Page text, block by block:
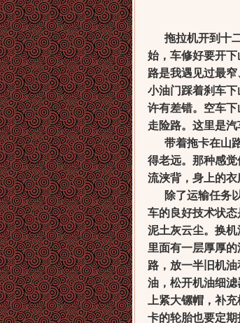
拖拉机开到十二
始，车修好要开
路是我遇见过最
小油门踩着刹车
许有差错。空车
走险路。这里是
带着拖卡在山
得老远。那种感
流浃背，身上的衣
除了运输任务以
车的良好技术状
泥土灰云尘。换
里面有一层厚厚
路，放一半旧机
油，松开机油细滤
上紧大镙帽，补
卡的轮胎也要定